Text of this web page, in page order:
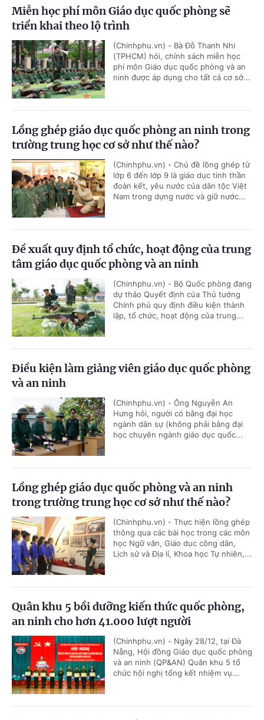
Miễn học phí môn Giáo dục quốc phòng sẽ
triển khai theo lộ trình
(Chinhphu.vn) - Bà Đỗ Thanh Nhi
(TPHCM) hỏi, chính sách miễn học
phí môn Giáo dục quốc phòng và an
ninh được áp dụng cho tất cả cơ sở...
Lồng ghép giáo dục quốc phòng an ninh trong
trường trung học cơ sở như thế nào?
(Chinhphu.vn) - Chủ đề lồng ghép từ
lớp 6 đến lớp 9 là giáo dục tinh thần
đoàn kết, yêu nước của dân tộc Việt
Nam trong dựng nước và giữ nước...
Đề xuất quy định tổ chức, hoạt động của trung
tâm giáo dục quốc phòng và an ninh
(Chinhphu.vn) - Bộ Quốc phòng đang
dự thảo Quyết định của Thủ tướng
Chính phủ quy định điều kiện thành
lập, tổ chức, hoạt động của trung...
Điều kiện làm giảng viên giáo dục quốc phòng
và an ninh
(Chinhphu.vn) - Ông Nguyễn An
Hưng hỏi, người có bằng đại học
ngành dân sự (không phải bằng đại
học chuyên ngành giáo dục quốc...
Lồng ghép giáo dục quốc phòng và an ninh
trong trường trung học cơ sở như thế nào?
(Chinhphu.vn) - Thực hiện lồng ghép
thông qua các bài học trong các môn
học Ngữ văn, Giáo dục công dân,
Lịch sử và Địa lí, Khoa học Tự nhiên,...
Quân khu 5 bồi dưỡng kiến thức quốc phòng,
an ninh cho hơn 41.000 lượt người
(Chinhphu.vn) - Ngày 28/12, tại Đà
Nẵng, Hội đồng Giáo dục quốc phòng
và an ninh (QP&AN) Quân khu 5 tổ
chức hội nghị tổng kết nhiệm vụ...